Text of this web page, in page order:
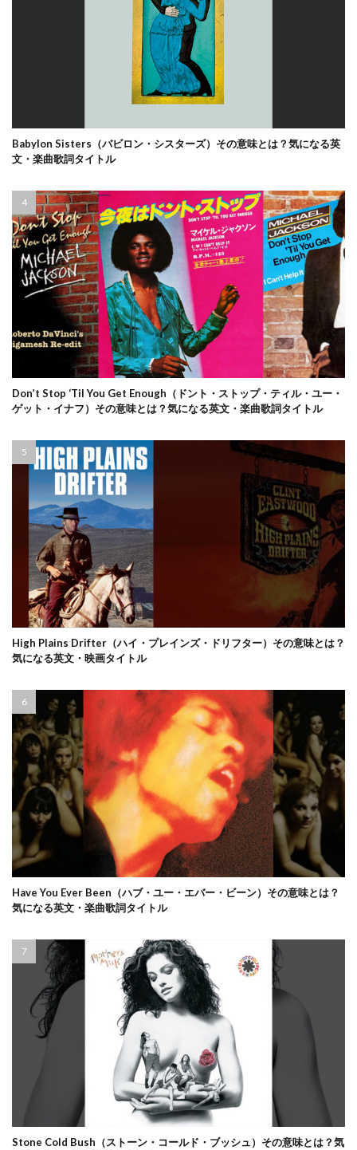
Babylon Sisters（バビロン・シスターズ）その意味とは？気になる英
文・楽曲歌詞タイトル
Don’t Stop ‘Til You Get Enough（ドント・ストップ・ティル・ユー・
ゲット・イナフ）その意味とは？気になる英文・楽曲歌詞タイトル
High Plains Drifter（ハイ・プレインズ・ドリフター）その意味とは？
気になる英文・映画タイトル
Have You Ever Been（ハブ・ユー・エバー・ビーン）その意味とは？
気になる英文・楽曲歌詞タイトル
Stone Cold Bush（ストーン・コールド・ブッシュ）その意味とは？気